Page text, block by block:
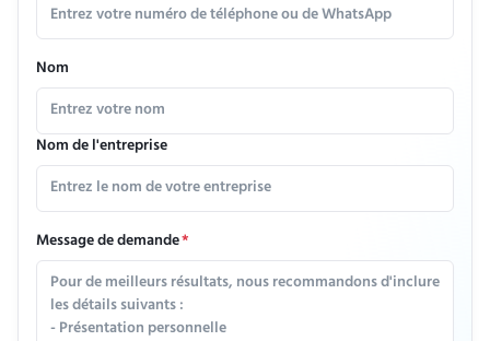
Nom
Nom de l'entreprise
Message de demande*